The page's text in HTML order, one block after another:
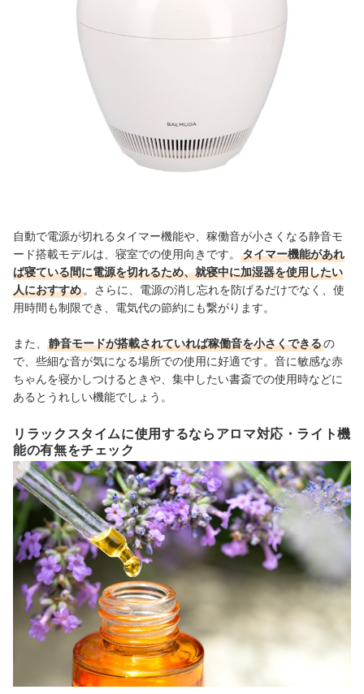
自動で電源が切れるタイマー機能や、稼働音が小さくなる静音モ
ード搭載モデルは、寝室での使用向きです。
タイマー機能があれ
ば寝ている間に電源を切れるため、就寝中に加湿器を使用したい
人におすすめ。さらに、電源の消し忘れを防げるだけでなく、使
用時間も制限でき、電気代の節約にも繋がります。
また、 静音モードが搭載されていれば稼働音を小さくできるの
で、些細な音が気になる場所での使用に好適です。音に敏感な赤
ちゃんを寝かしつけるときや、集中したい書斎での使用時などに
あるとうれしい機能でしょう。
リラックスタイムに使用するならアロマ対応・ライト機
能の有無をチェック